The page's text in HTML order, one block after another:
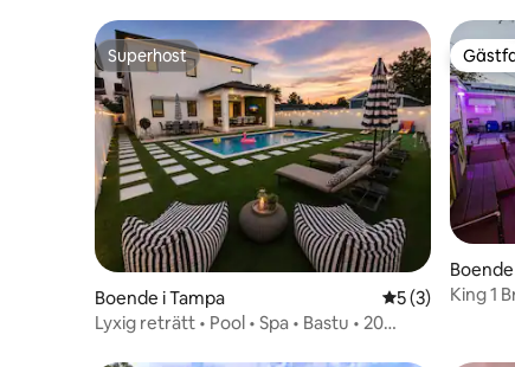
Superhost
Superhost
Boende i Tampa 5 av 5 i
5 (3)
Lyxig reträtt • Pool • Spa • Bastu • 20
King 1